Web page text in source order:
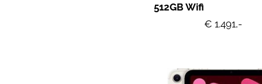
512GB Wifi
€ 1.491,-